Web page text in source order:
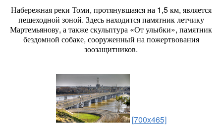
Набережная реки Томи, протянувшаяся на 1,5 км, является
пешеходной зоной. Здесь находится памятник летчику
Мартемьянову, а также скульптура «От улыбки», памятник
бездомной собаке, сооруженный на пожертвования
зоозащитников.
[700x465]